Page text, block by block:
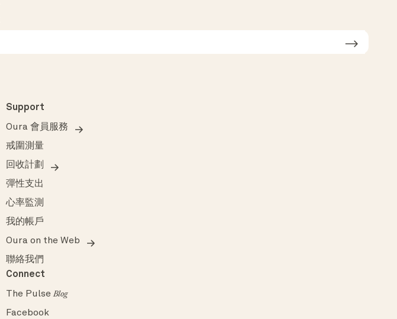
Support
Oura 會員服務
戒圍測量
回收計劃
彈性支出
心率監測
我的帳戶
Oura on the Web
聯絡我們
Connect
The PulseBlog
Facebook